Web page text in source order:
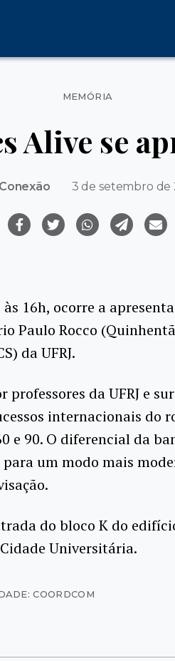
Categorias
MEMÓRIA
Alive se
Conexão 3 de setembro de
16h, ocorre a
Paulo Rocco
da UFRJ.
professores da UFRJ e
internacionais do
e 90. O diferencial da
um modo mais
do bloco K do
Universitária.
COORDCOM